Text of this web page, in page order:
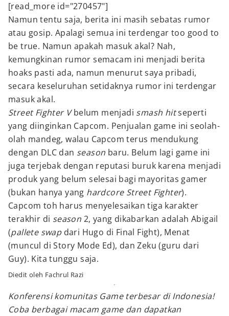
[read_more id="270457"]
Namun tentu saja, berita ini masih sebatas rumor
atau gosip. Apalagi semua ini terdengar too good to
be true. Namun apakah masuk akal? Nah,
kemungkinan rumor semacam ini menjadi berita
hoaks pasti ada, namun menurut saya pribadi,
secara keseluruhan setidaknya rumor ini terdengar
masuk akal.
Street Fighter Vbelum menjadi smash hitseperti
yang diinginkan Capcom. Penjualan game ini seolah-
olah mandeg, walau Capcom terus mendukung
dengan DLC dan season baru. Belum lagi game ini
juga terjebak dengan reputasi buruk karena menjadi
produk yang belum selesai bagi mayoritas gamer
(bukan hanya yang hardcore Street Fighter).
Capcom toh harus menyelesaikan tiga karakter
terakhir di season 2, yang dikabarkan adalah Abigail
(pallete swapdari Hugo di Final Fight), Menat
(muncul di Story Mode Ed), dan Zeku (guru dari
Guy). Kita tunggu saja.
Diedit oleh Fachrul Razi
Konferensi komunitas Game terbesar di Indonesia!
Coba berbagai macam game dan dapatkan